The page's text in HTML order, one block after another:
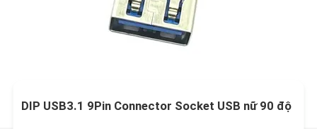
DIP USB3.1 9Pin Connector Socket USB nữ 90 độ